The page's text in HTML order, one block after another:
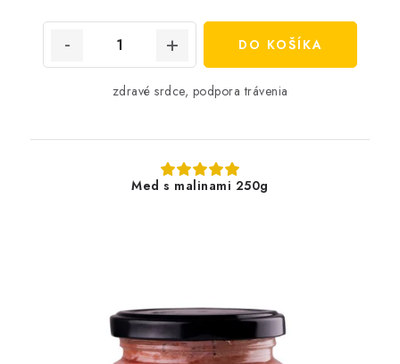
DO KOŠÍKA
zdravé srdce, podpora trávenia
Med s malinami 250g